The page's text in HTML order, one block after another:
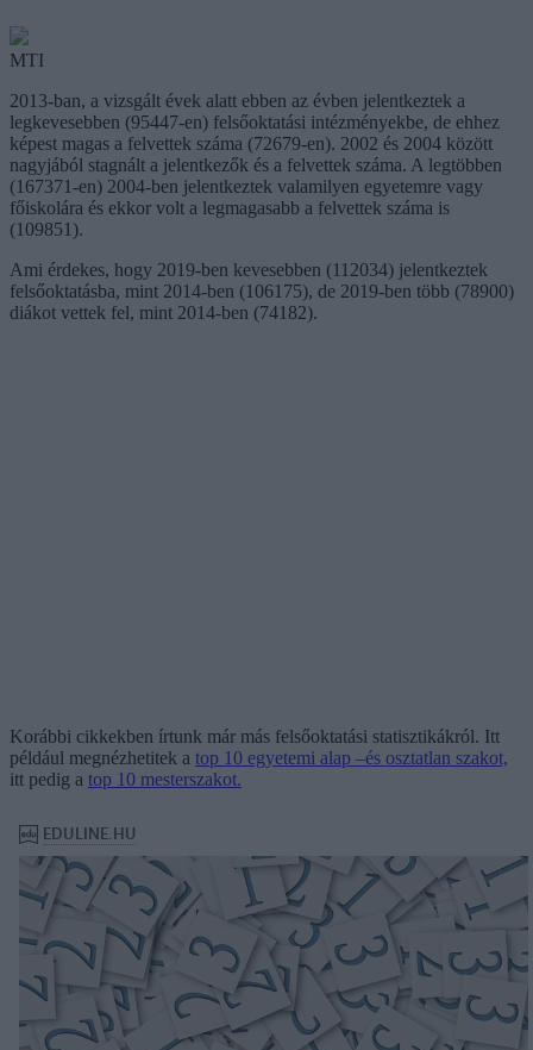
MTI
2013-ban, a vizsgált évek alatt ebben az évben jelentkeztek a
legkevesebben (95447-en) felsőoktatási intézményekbe, de ehhez
képest magas a felvettek száma (72679-en). 2002 és 2004 között
nagyjából stagnált a jelentkezők és a felvettek száma. A legtöbben
(167371-en) 2004-ben jelentkeztek valamilyen egyetemre vagy
főiskolára és ekkor volt a legmagasabb a felvettek száma is
(109851).
Ami érdekes, hogy 2019-ben kevesebben (112034) jelentkeztek
felsőoktatásba, mint 2014-ben (106175), de 2019-ben több (78900)
diákot vettek fel, mint 2014-ben (74182).
Korábbi cikkekben írtunk már más felsőoktatási statisztikákról. Itt
például megnézhetitek a top 10 egyetemi alap –és osztatlan szakot,
itt pedig a top 10 mesterszakot.